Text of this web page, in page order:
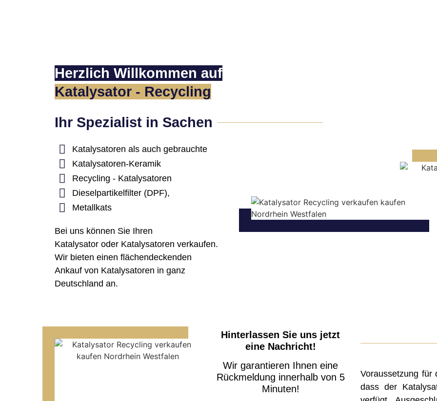
Herzlich Willkommen auf
Katalysator - Recycling
Ihr Spezialist in Sachen
Katalysatoren als auch gebrauchte
Katalysatoren-Keramik
Recycling - Katalysatoren
Dieselpartikelfilter (DPF),
Metallkats
Bei uns können Sie Ihren
Katalysator oder Katalysatoren verkaufen.
Wir bieten einen flächendeckenden
Ankauf von Katalysatoren in ganz
Deutschland an.
Hinterlassen Sie uns jetzt
eine Nachricht!
Wir garantieren Ihnen eine
Rückmeldung innerhalb von 5
Minuten!
Voraussetzung für
dass der